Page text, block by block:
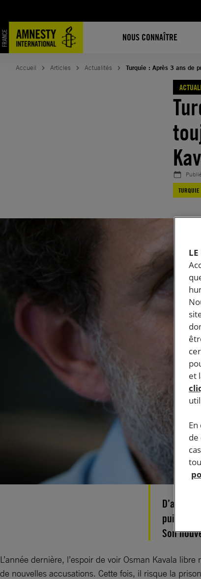
NOUS CONNAÎTRE
contenu
Accueil Articles Actualités Turquie : Après 3 ans de
TURQUIE
D’abord
puis «
Son
L’année dernière, l’espoir de voir Osman Kavala
de nouvelles accusations. Cette fois, il risque la
LE
et
de